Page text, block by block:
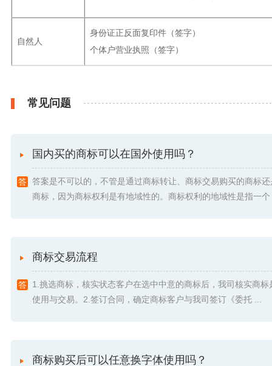
自然人
身份证正反面复印件（签字）
个体户营业执照（签字）
常见问题
国内买的商标可以在国外使用吗？
答案是不可以的，不管是通过商标转让、商标交易购买的商标
商标，因为商标权利是有地域性的。商标权利的地域性是指一
商标交易流程
1.挑选商标，核实状态客户在选中中意的商标后，我司核实商标
使用与交易。2.签订合同，确定商标客户与我司签订《委托 ...
商标购买后可以任意换字体使用吗？